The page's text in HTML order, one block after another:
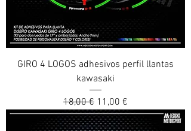
GIRO 4 LOGOS adhesivos perfil llantas
kawasaki
Prix original
18,00 € Prix promotionnel
11,00 €